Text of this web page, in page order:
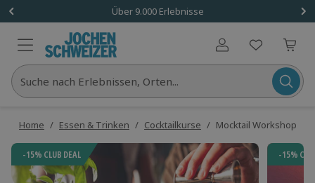
Über 9.000 Erlebnisse
Benutzerkonto
Suche nach Erlebnissen, Orten...
Home / Essen & Trinken / Cocktailkurse / Mocktail Workshop
-15% CLUB DEAL -15%